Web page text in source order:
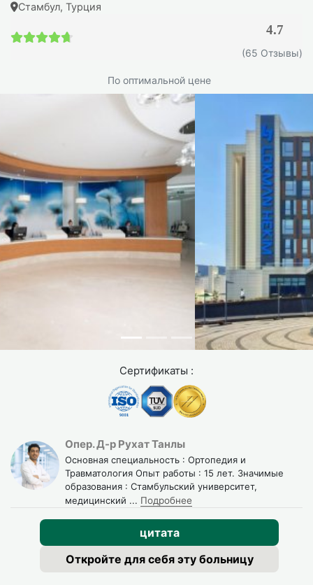
Стамбул, Турция
4.7
(65 Отзывы)
По оптимальной цене
Сертификаты :
Опер. Д-р Рухат Танлы
Основная специальность : Ортопедия и
Травматология Опыт работы : 15 лет. Значимые
образования : Стамбульский университет,
медицинский ... Подробнее
цитата
Откройте для себя эту больницу